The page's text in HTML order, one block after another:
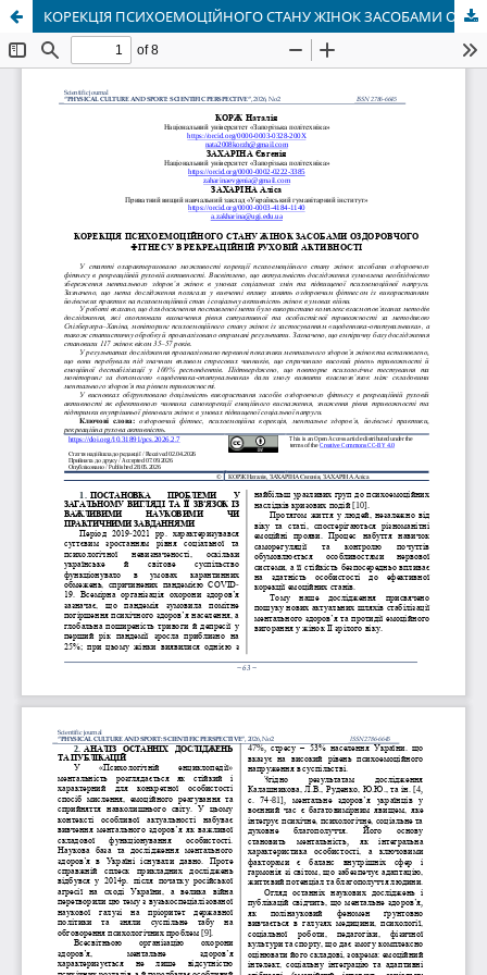
КОРЕКЦІЯ ПСИХОЕМОЦІЙНОГО СТАНУ ЖІНОК ЗАСОБАМИ ОЗДОРОВЧОГО ФІТНЕСУ В РЕКРЕАЦІЙНІЙ РУХОВІЙ АКТИВНОСТІ